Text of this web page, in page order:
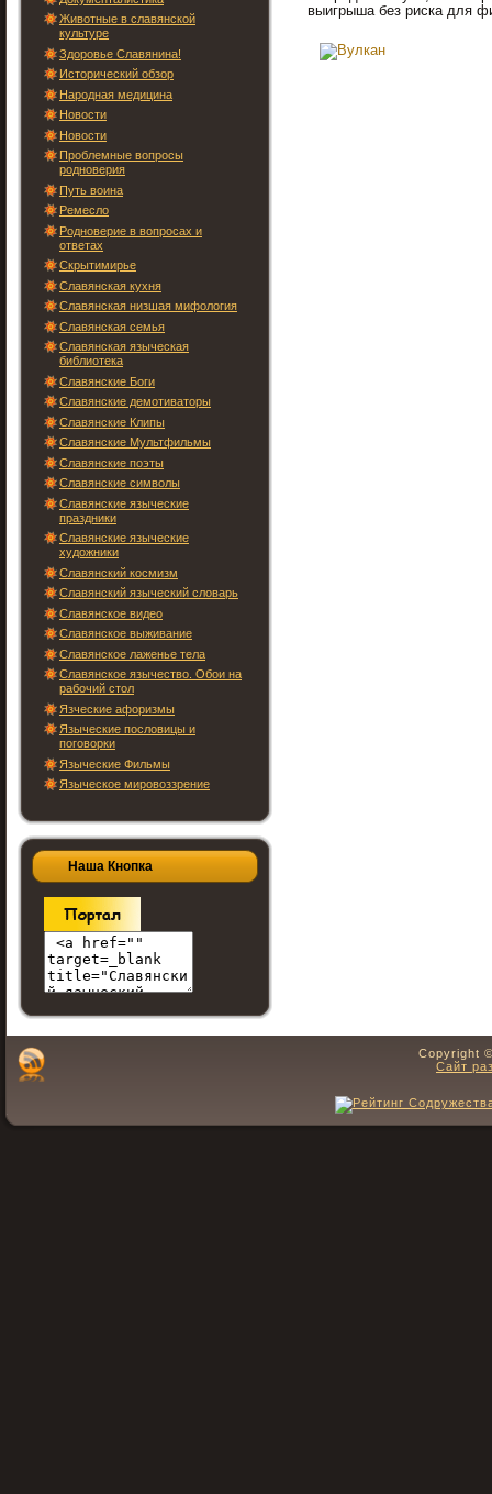
Животные в славянской
культуре
Здоровье Славянина!
Исторический обзор
Народная медицина
Новости
Новости
Проблемные вопросы
родноверия
Путь воина
Ремесло
Родноверие в вопросах и
ответах
Скрытимирье
Славянская кухня
Славянская низшая мифология
Славянская семья
Славянская языческая
библиотека
Славянские Боги
Славянские демотиваторы
Славянские Клипы
Славянские Мультфильмы
Славянские поэты
Славянские символы
Славянские языческие
праздники
Славянские языческие
художники
Славянский космизм
Славянский языческий словарь
Славянское видео
Славянское выживание
Славянское лаженье тела
Славянское язычество. Обои на
рабочий стол
Язческие афоризмы
Языческие пословицы и
поговорки
Языческие Фильмы
Языческое мировоззрение
Наша Кнопка
выигрыша без риска для
Copyright
Сайт